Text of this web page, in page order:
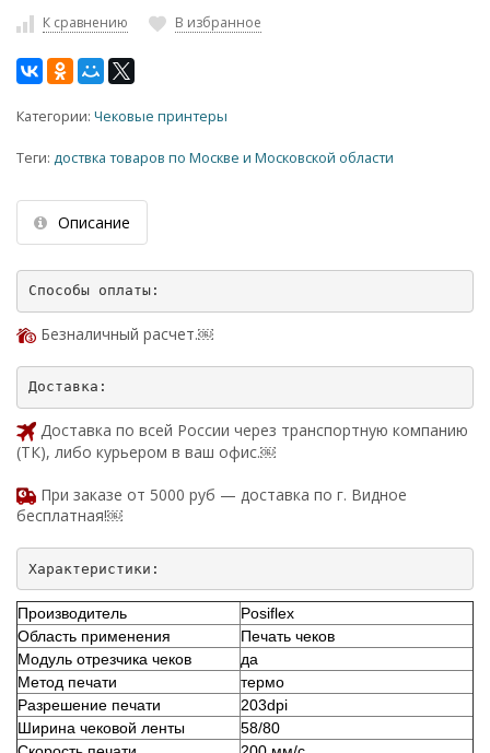
К сравнению В избранное
Категории: Чековые принтеры
Теги: доствка товаров по Москве и Московской области
Описание
Безналичный расчет.￼
Доставка по всей России через транспортную компанию
(ТК), либо курьером в ваш офис.￼
При заказе от 5000 руб — доставка по г. Видное
бесплатная!￼
Производитель
Posiflex
Область применения
Печать чеков
Модуль отрезчика чеков
да
Метод печати
термо
Разрешение печати
203dpi
Ширина чековой ленты
58/80